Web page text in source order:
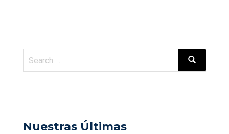
Nuestras Últimas